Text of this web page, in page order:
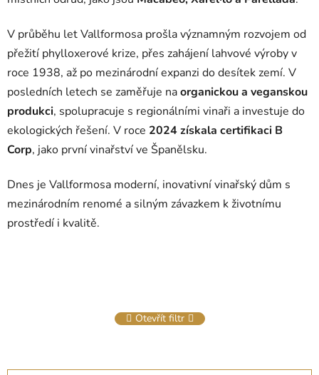
V průběhu let Vallformosa prošla významným rozvojem od
přežití phylloxerové krize, přes zahájení lahvové výroby v
roce 1938, až po mezinárodní expanzi do desítek zemí. V
posledních letech se zaměřuje naorganickou a veganskou
produkci, spolupracuje s regionálními vinaři a investuje do
ekologických řešení. V roce 2024 získala certifikaci B
Corp, jako první vinařství ve Španělsku.
Dnes je Vallformosa moderní, inovativní vinařský dům s
mezinárodním renomé a silným závazkem k životnímu
prostředí i kvalitě.
Otevřít filtr
k
t
ů